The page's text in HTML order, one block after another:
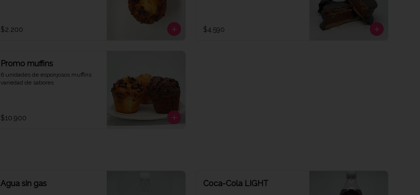
$2.200 $4.590
Promo muffins
6 unidades de esponjosos muffins
variedad de sabores
$10.900
Agua sin gas Coca-Cola LIGHT